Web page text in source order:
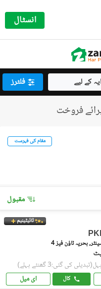
انسٹال
کے لیے فلٹرز
مقام کی فہرست
مقبول
ٹائیٹینیم
بحریہ ٹاؤن فیز 4
(تبدیلی کی گئی:3 گھنٹے پہلے)
کال ای میل